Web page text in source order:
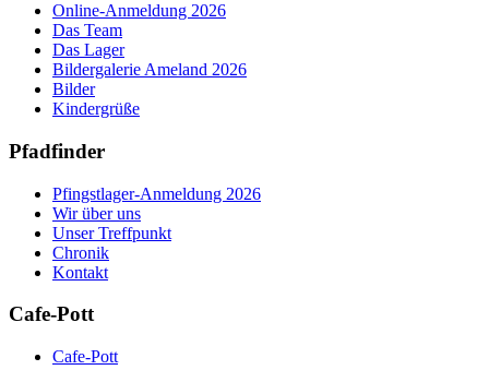
Online-Anmeldung 2026
Das Team
Das Lager
Bildergalerie Ameland 2026
Bilder
Kindergrüße
Pfadfinder
Pfingstlager-Anmeldung 2026
Wir über uns
Unser Treffpunkt
Chronik
Kontakt
Cafe-Pott
Cafe-Pott